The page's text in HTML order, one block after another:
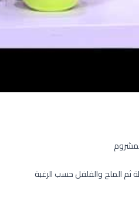
الملح والفلفل حسب الرغبة